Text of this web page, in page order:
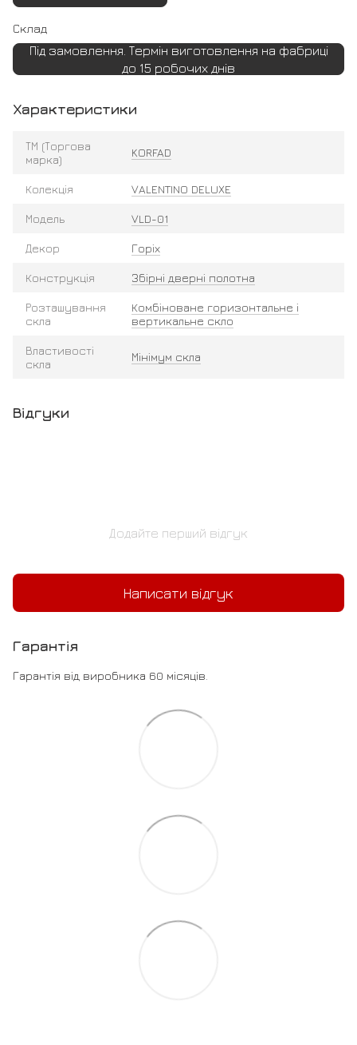
Склад
Під замовлення. Термін виготовлення на фабриці
до 15 робочих днів
Характеристики
ТМ (Торгова
марка)
KORFAD
Колекція VALENTINO DELUXE
Модель VLD-01
Декор Горіх
Конструкція Збірні дверні полотна
Розташування
скла
Комбіноване горизонтальне і
вертикальне скло
Властивості
скла
Мінімум скла
Відгуки
Додайте перший відгук
Написати відгук
Гарантія
Гарантія від виробника 60 місяців.